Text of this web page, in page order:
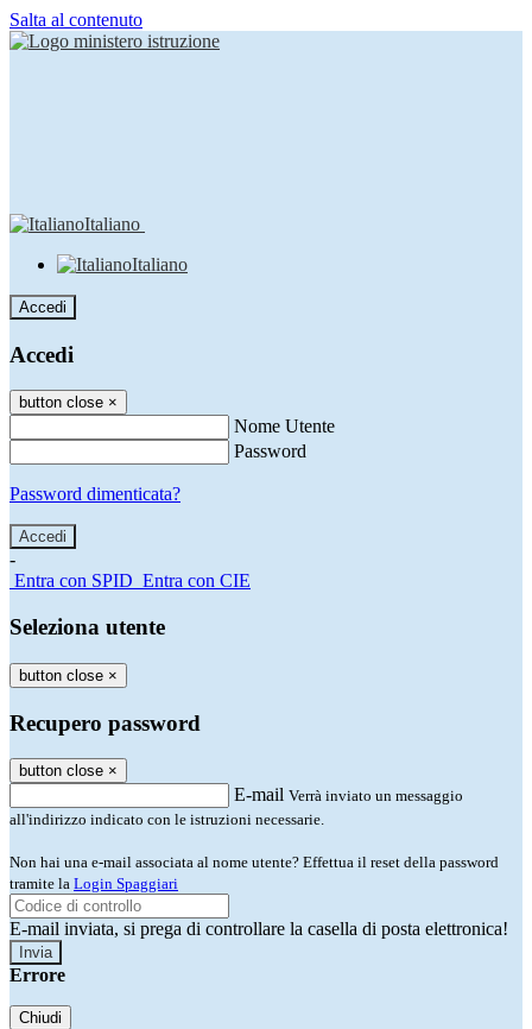
Salta al contenuto
Italiano
Italiano
Accedi
Accedi
button close ×
Nome Utente
Password
Password dimenticata?
-
Entra con SPID Entra con CIE
Seleziona utente
button close ×
Recupero password
button close ×
E-mail Verrà inviato un messaggio
all'indirizzo indicato con le istruzioni necessarie.
Non hai una e-mail associata al nome utente? Effettua il reset della password
tramite la Login Spaggiari
E-mail inviata, si prega di controllare la casella di posta elettronica!
Errore
Chiudi